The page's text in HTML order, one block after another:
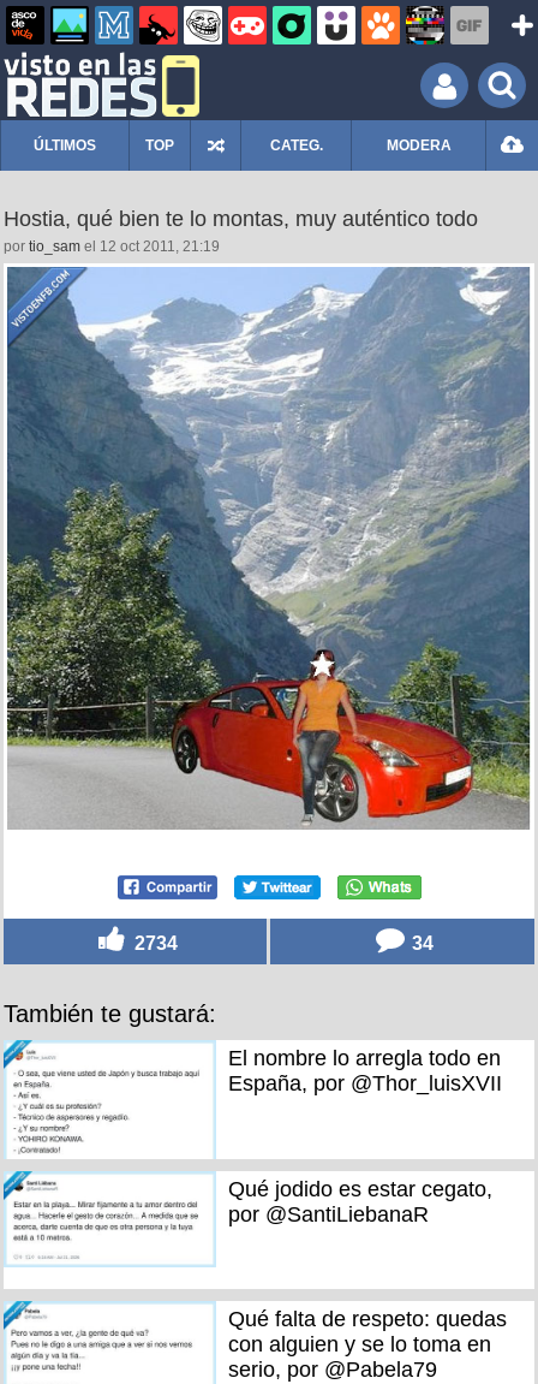
ÚLTIMOS TOP CATEG. MODERA
Hostia, qué bien te lo montas, muy auténtico todo
por tio_sam el 12 oct 2011, 21:19
2734 34
También te gustará:
El nombre lo arregla todo en
España, por @Thor_luisXVII
Qué jodido es estar cegato,
por @SantiLiebanaR
Qué falta de respeto: quedas
con alguien y se lo toma en
serio, por @Pabela79